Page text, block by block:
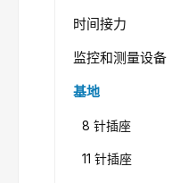
时间接力
监控和测量设备
基地
8 针插座
11 针插座